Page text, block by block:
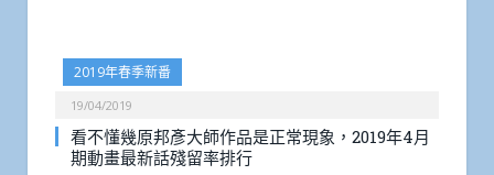
2019年春季新番
19/04/2019
看不懂幾原邦彥大師作品是正常現象，2019年4月
期動畫最新話殘留率排行